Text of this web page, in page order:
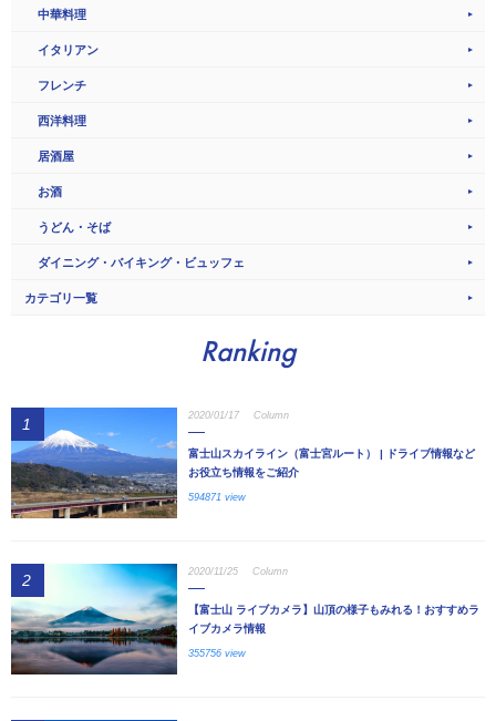
中華料理
イタリアン
フレンチ
西洋料理
居酒屋
お酒
うどん・そば
ダイニング・バイキング・ビュッフェ
カテゴリ一覧
Ranking
1 2020/01/17 Column
富士山スカイライン（富士宮ルート） | ドライブ情報など
お役立ち情報をご紹介
594871 view
2 2020/11/25 Column
【富士山 ライブカメラ】山頂の様子もみれる！おすすめラ
イブカメラ情報
355756 view